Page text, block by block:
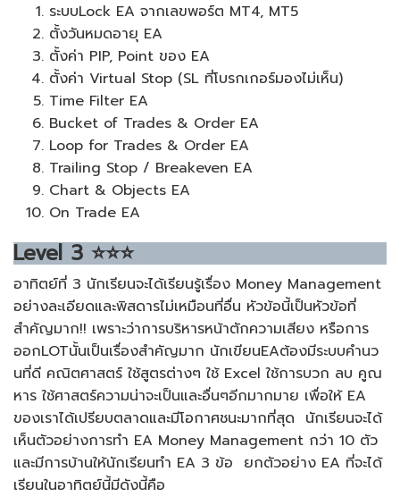
ระบบLock EA จากเลขพอร์ต MT4, MT5
ตั้งวันหมดอายุ EA
ตั้งค่า PIP, Point ของ EA
ตั้งค่า Virtual Stop (SL ที่โบรกเกอร์มองไม่เห็น)
Time Filter EA
Bucket of Trades & Order EA
Loop for Trades & Order EA
Trailing Stop / Breakeven EA
Chart & Objects EA
On Trade EA
Level 3 ⭐⭐⭐
อาทิตย์ที่ 3 นักเรียนจะได้เรียนรู้เรื่อง Money Management
อย่างละเอียดและพิสดารไม่เหมือนที่อื่น หัวข้อนี้เป็นหัวข้อที่
สำคัญมาก!! เพราะว่าการบริหารหน้าตักความเสียง หรือการ
ออกLOTนั้นเป็นเรื่องสำคัญมาก นักเขียนEAต้องมีระบบคำนว
นที่ดี คณิตศาสตร์ ใช้สูตรต่างๆ ใช้ Excel ใช้การบวก ลบ คูณ
หาร ใช้ศาสตร์ความน่าจะเป็นและอื่นๆอีกมากมาย เพื่อให้ EA
ของเราได้เปรียบตลาดและมีโอกาศชนะมากที่สุด นักเรียนจะได้
เห็นตัวอย่างการทำ EA Money Management กว่า 10 ตัว
และมีการบ้านให้นักเรียนทำ EA 3 ข้อ ยกตัวอย่าง EA ที่จะได้
เรียนในอาทิตย์นี้มีดังนี้คือ